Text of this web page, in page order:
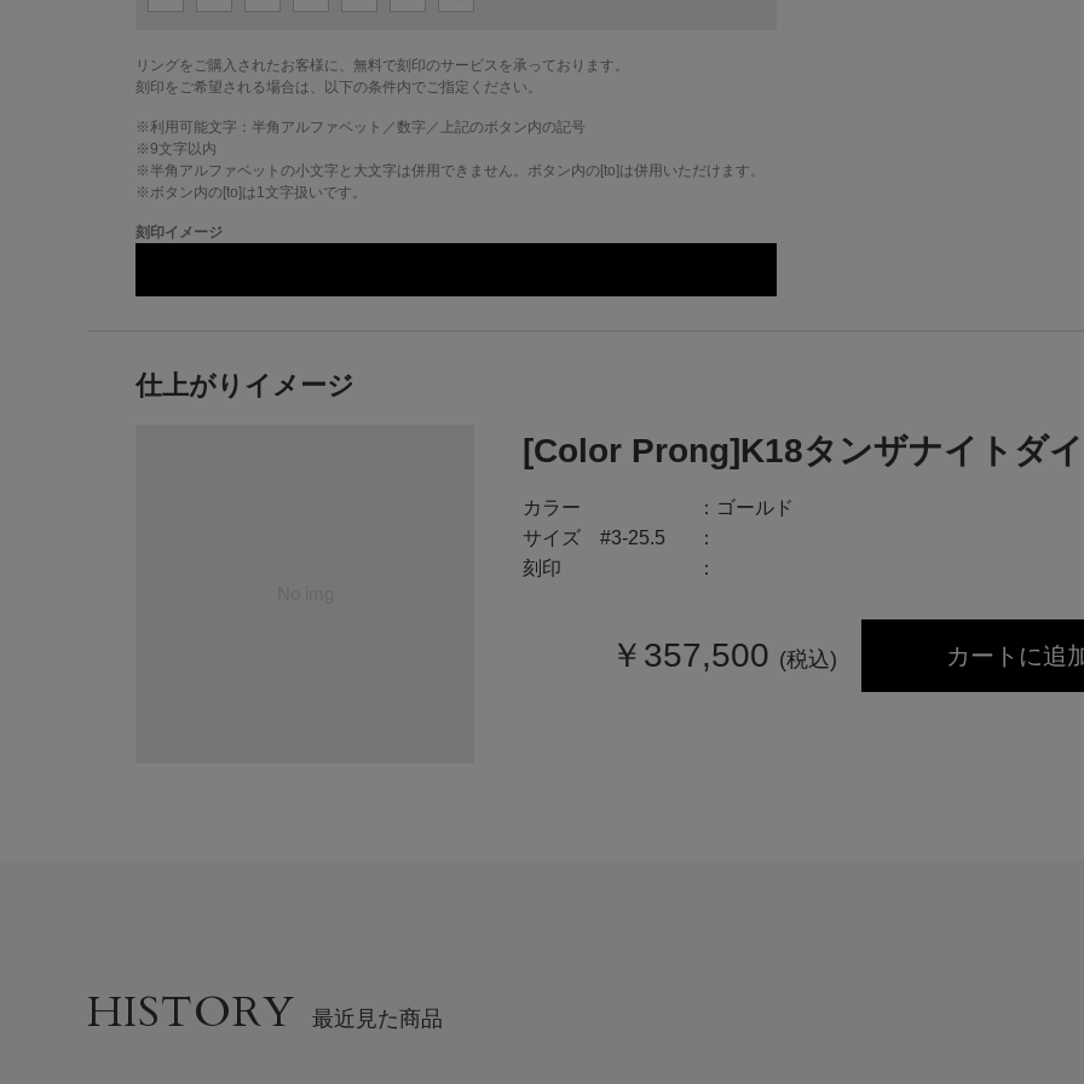
リングをご購入されたお客様に、無料で刻印のサービスを承っております。
刻印をご希望される場合は、以下の条件内でご指定ください。
※利用可能文字： 半角アルファベット／数字／上記のボタン内の記号
※9文字以内
※半角アルファベットの小文字と大文字は併用できません。ボタン内の[to]は併用いただけます。
※ボタン内の[to]は1文字扱いです。
刻印イメージ
仕上がりイメージ
[Color Prong]K18タンザナイトダ
カラー
ゴールド
サイズ #3-25.5
刻印
￥ 357,500 (税込) カートに追
HISTORY